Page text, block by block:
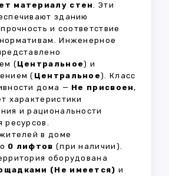
материалу стен. Эти
зданию
и соответствие
Инженерное
(Центральное) и
( Центральное). Класс
дома — Не присвоен,
характеристики
и рациональности
ресурсов.
в доме
0 лифтов (при наличии).
оборудована
(Не имеется) и